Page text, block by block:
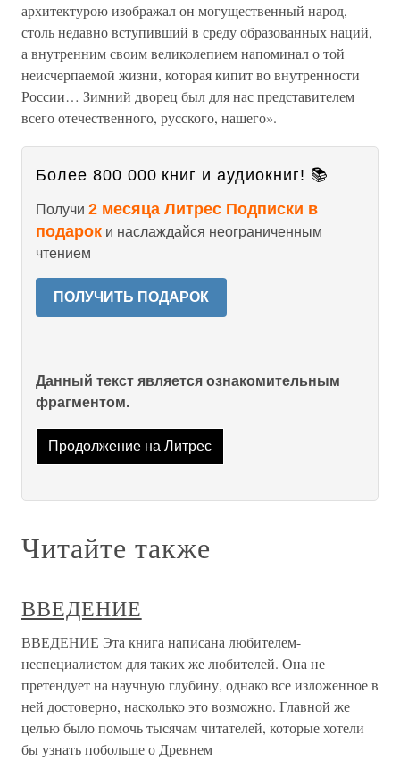
архитектурою изображал он могущественный народ,
столь недавно вступивший в среду образованных наций,
а внутренним своим великолепием напоминал о той
неисчерпаемой жизни, которая кипит во внутренности
России… Зимний дворец был для нас представителем
всего отечественного, русского, нашего».
Более 800 000 книг и аудиокниг! 📚
Получи 2 месяца Литрес Подписки в
подарок и наслаждайся неограниченным
чтением
ПОЛУЧИТЬ ПОДАРОК
Данный текст является ознакомительным
фрагментом.
Продолжение на Литрес
Читайте также
ВВЕДЕНИЕ
ВВЕДЕНИЕ Эта книга написана любителем-
неспециалистом для таких же любителей. Она не
претендует на научную глубину, однако все изложенное в
ней достоверно, насколько это возможно. Главной же
целью было помочь тысячам читателей, которые хотели
бы узнать побольше о Древнем